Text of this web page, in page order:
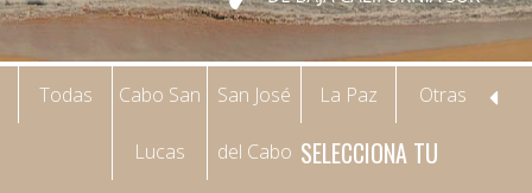
Todas Cabo San
Lucas
San José
del Cabo
La Paz Otras
SELECCIONA TU